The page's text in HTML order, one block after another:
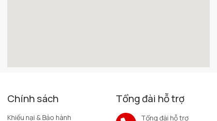
Chính sách
Khiếu nại & Bảo hành
Tổng đài hỗ trợ
Tổng đài hỗ trợ